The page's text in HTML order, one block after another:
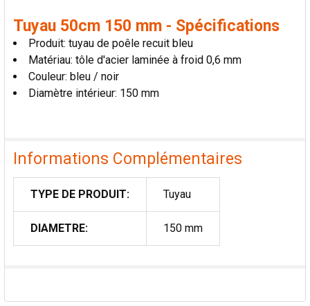
Tuyau 50cm 150 mm - Spécifications
Produit: tuyau de poêle recuit bleu
Matériau: tôle d'acier laminée à froid 0,6 mm
Couleur: bleu / noir
Diamètre intérieur: 150 mm
Informations Complémentaires
TYPE DE PRODUIT: Tuyau
DIAMETRE: 150 mm